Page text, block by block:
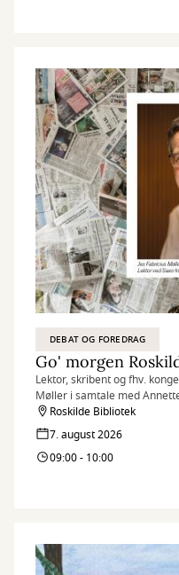
DEBAT OG FOREDRAG
Lektor, skribent og fhv.
Møller i samtale med
Roskilde Bibliotek
7. august 2026
09:00 - 10:00